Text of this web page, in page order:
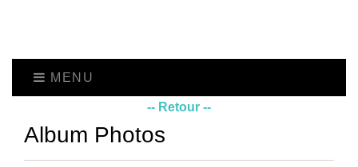
MENU
-- Retour --
Album Photos